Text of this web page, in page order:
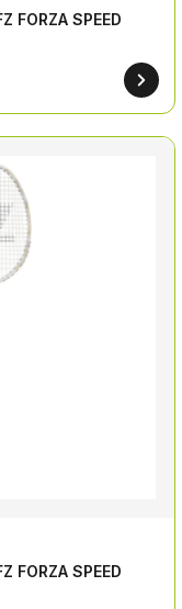
FORZA SPEED
FORZA SPEED